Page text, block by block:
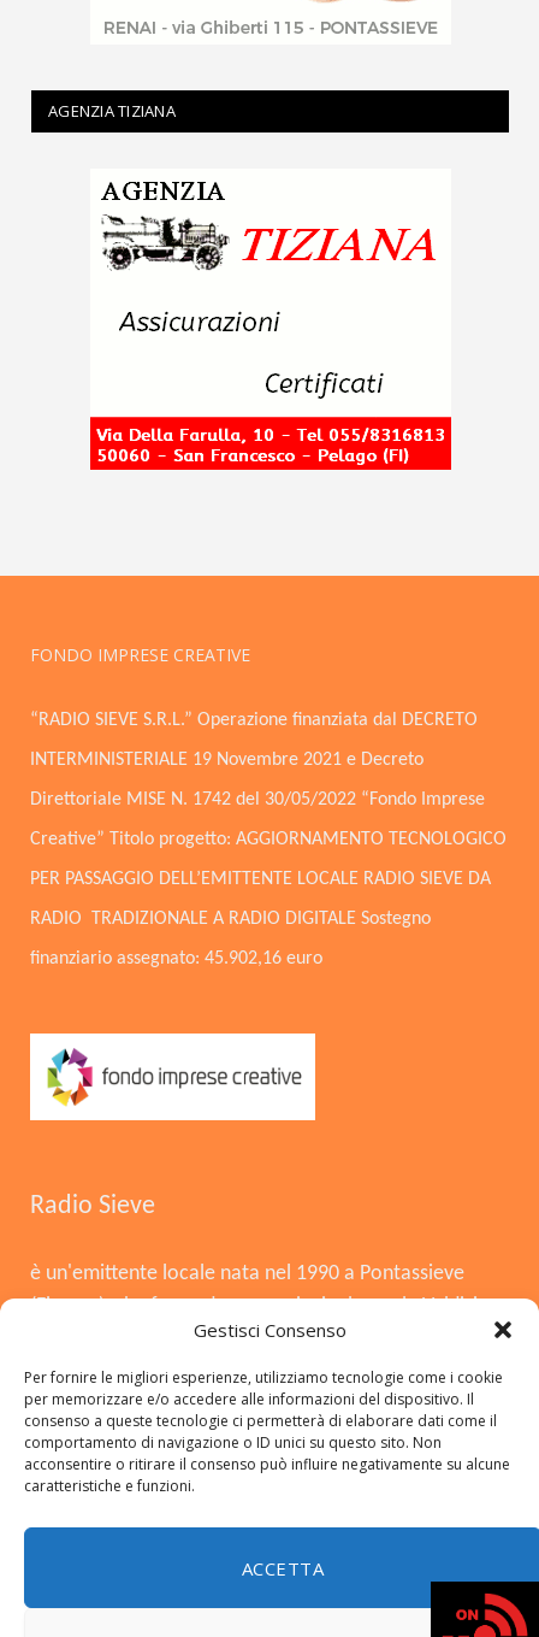
Gestisci Consenso
Per fornire le migliori esperienze, utilizziamo tecnologie come i cookie
per memorizzare e/o accedere alle informazioni del dispositivo. Il
consenso a queste tecnologie ci permetterà di elaborare dati come il
comportamento di navigazione o ID unici su questo sito. Non
acconsentire o ritirare il consenso può influire negativamente su alcune
caratteristiche e funzioni.
ACCETTA
AGENZIA TIZIANA
FONDO IMPRESE CREATIVE
“RADIO SIEVE S.R.L.” Operazione finanziata dal DECRETO
INTERMINISTERIALE 19 Novembre 2021 e Decreto
Direttoriale MISE N. 1742 del 30/05/2022 “Fondo Imprese
Creative” Titolo progetto: AGGIORNAMENTO TECNOLOGICO
PER PASSAGGIO DELL’EMITTENTE LOCALE RADIO SIEVE DA
RADIO TRADIZIONALE A RADIO DIGITALE Sostegno
finanziario assegnato: 45.902,16 euro
Radio Sieve
è un'emittente locale nata nel 1990 a Pontassieve
(Firenze), che funge da voce principale per la Valdisieve
e il Mugello. Dopo la chiusura nel 2008, è tornata in
onda il 3 agosto 2015, offrendo musica, notizie locali,
cronaca e approfondimenti. Si distingue per essere
una radio del territorio, con una forte presenza in FM,
DAB+ e sui social.
Copyright © 2026 radiosieve.it